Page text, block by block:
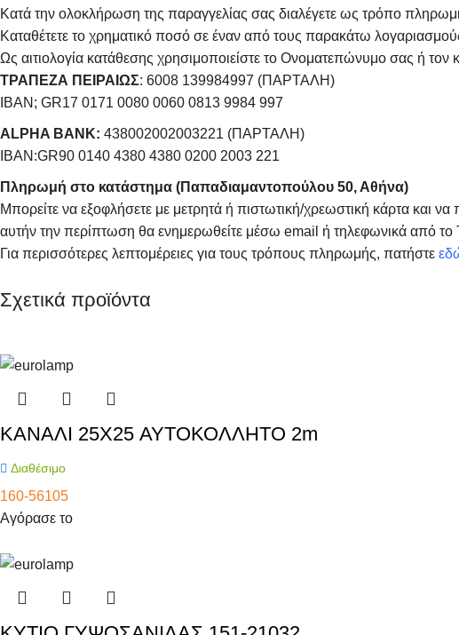
Κατά την ολοκλήρωση της παραγγελίας σας διαλέγετε ως τρόπο
Καταθέτετε το χρηματικό ποσό σε έναν από τους παρακάτω λογαριασμούς
Ως αιτιολογία κατάθεσης χρησιμοποιείστε το Ονοματεπώνυμο σας ή τον
ΤΡΑΠΕΖΑ ΠΕΙΡΑΙΩΣ: 6008 139984997 (ΠΑΡΤΑΛΗ)
IBAN; GR17 0171 0080 0060 0813 9984 997
ALPHA BANK: 438002002003221 (ΠΑΡΤΑΛΗ)
IBAN:GR90 0140 4380 4380 0200 2003 221
Πληρωμή στο κατάστημα (Παπαδιαμαντοπούλου 50, Αθήνα)
Μπορείτε να εξοφλήσετε με μετρητά ή πιστωτική/χρεωστική κάρτα
αυτήν την περίπτωση θα ενημερωθείτε μέσω email ή τηλεφωνικά από το
Για περισσότερες λεπτομέρειες για τους τρόπους πληρωμής, πατήστε
Σχετικά προϊόντα
ΚΑΝΑΛΙ 25X25 ΑΥΤΟΚΟΛΛΗΤΟ 2m
Διαθέσιμο
160-56105
Αγόρασε το